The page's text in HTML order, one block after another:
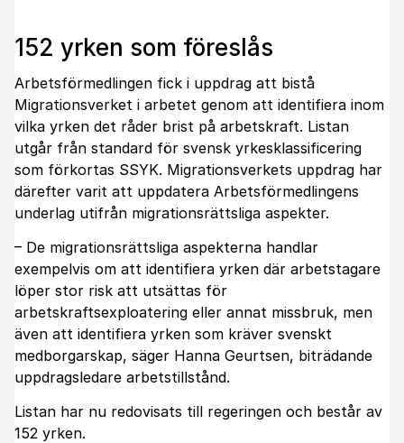
152 yrken som föreslås
Arbetsförmedlingen fick i uppdrag att bistå
Migrationsverket i arbetet genom att identifiera inom
vilka yrken det råder brist på arbetskraft. Listan
utgår från standard för svensk yrkesklassificering
som förkortas SSYK. Migrationsverkets uppdrag har
därefter varit att uppdatera Arbetsförmedlingens
underlag utifrån migrationsrättsliga aspekter.
– De migrationsrättsliga aspekterna handlar
exempelvis om att identifiera yrken där arbetstagare
löper stor risk att utsättas för
arbetskraftsexploatering eller annat missbruk, men
även att identifiera yrken som kräver svenskt
medborgarskap, säger Hanna Geurtsen, biträdande
uppdragsledare arbetstillstånd.
Listan har nu redovisats till regeringen och består av
152 yrken.